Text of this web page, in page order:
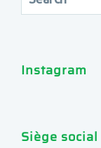
Instagram
Siège social